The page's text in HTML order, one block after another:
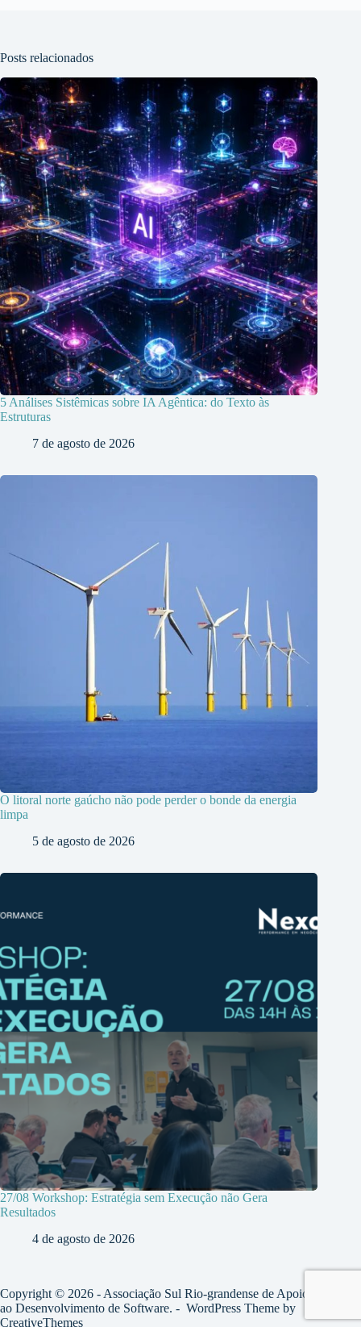
Posts relacionados
5 Análises Sistêmicas sobre IA Agêntica: do Texto às
Estruturas
7 de agosto de 2026
O litoral norte gaúcho não pode perder o bonde da energia
limpa
5 de agosto de 2026
27/08 Workshop: Estratégia sem Execução não Gera
Resultados
4 de agosto de 2026
Copyright © 2026 - Associação Sul Rio-grandense de Apoio
ao Desenvolvimento de Software. - WordPress Theme by
CreativeThemes